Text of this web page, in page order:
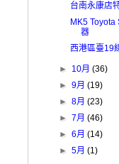
台南永康店
MK5
器
西港區臺19
► 10月(36)
►9月(19)
►8月(23)
►7月(46)
►6月(14)
►5月(1)